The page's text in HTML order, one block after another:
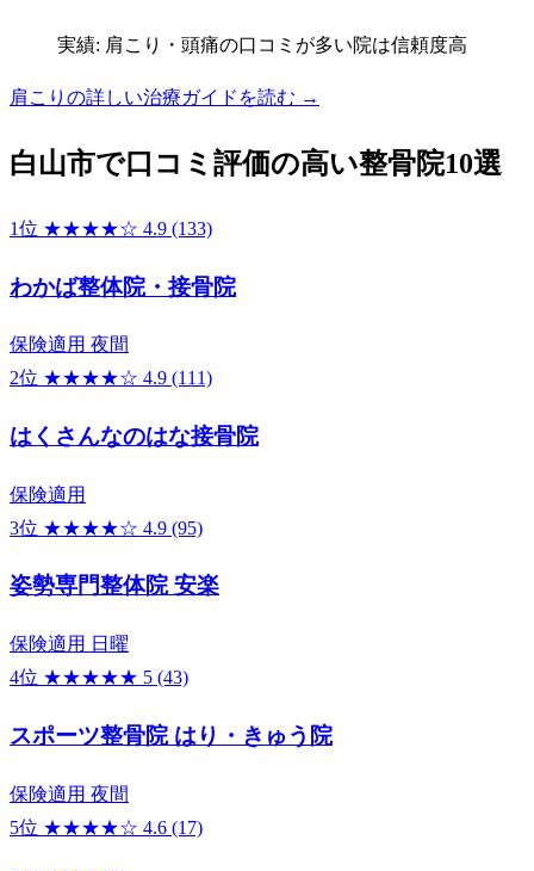
実績: 肩こり・頭痛の口コミが多い院は信頼度高
肩こりの詳しい治療ガイドを読む →
白山市で口コミ評価の高い整骨院10選
1位 ★★★★☆ 4.9 (133)
わかば整体院・接骨院
保険適用 夜間
2位 ★★★★☆ 4.9 (111)
はくさんなのはな接骨院
保険適用
3位 ★★★★☆ 4.9 (95)
姿勢専門整体院 安楽
保険適用 日曜
4位 ★★★★★ 5 (43)
スポーツ整骨院 はり・きゅう院
保険適用 夜間
5位 ★★★★☆ 4.6 (17)